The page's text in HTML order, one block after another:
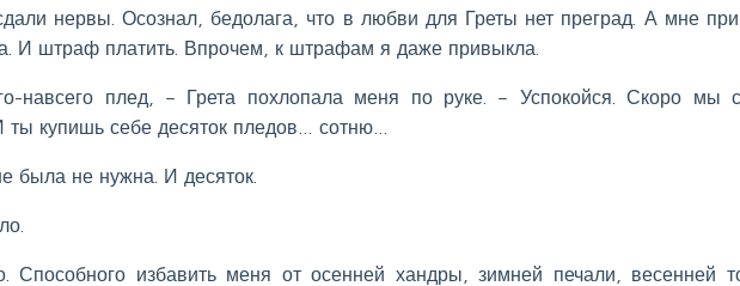
нервы. Осознал, бедолага, что в любви для Греты нет преград. А мне
И штраф платить. Впрочем, к штрафам я даже привыкла.
навсего плед, – Грета похлопала меня по руке. – Успокойся. Скоро мы
купишь себе десяток пледов… сотню…
была не нужна. И десяток.
Способного избавить меня от осенней хандры, зимней печали, весенней